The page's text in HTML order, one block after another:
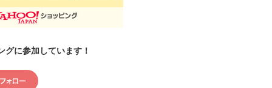
グに参加しています！